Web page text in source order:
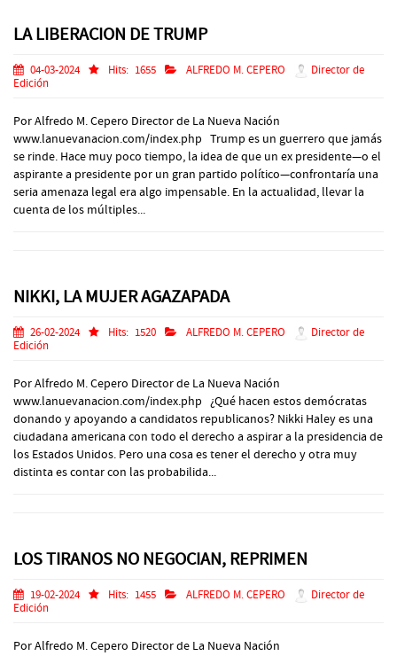
LA LIBERACION DE TRUMP
04-03-2024 Hits: 1655 ALFREDO M. CEPERO
Director de
Edición
Por Alfredo M. Cepero Director de La Nueva Nación
www.lanuevanacion.com/index.php Trump es un guerrero que jamás
se rinde. Hace muy poco tiempo, la idea de que un ex presidente—o el
aspirante a presidente por un gran partido político—confrontaría una
seria amenaza legal era algo impensable. En la actualidad, llevar la
cuenta de los múltiples...
NIKKI, LA MUJER AGAZAPADA
26-02-2024 Hits: 1520 ALFREDO M. CEPERO
Director de
Edición
Por Alfredo M. Cepero Director de La Nueva Nación
www.lanuevanacion.com/index.php ¿Qué hacen estos demócratas
donando y apoyando a candidatos republicanos? Nikki Haley es una
ciudadana americana con todo el derecho a aspirar a la presidencia de
los Estados Unidos. Pero una cosa es tener el derecho y otra muy
distinta es contar con las probabilida...
LOS TIRANOS NO NEGOCIAN, REPRIMEN
19-02-2024 Hits: 1455 ALFREDO M. CEPERO
Director de
Edición
Por Alfredo M. Cepero Director de La Nueva Nación